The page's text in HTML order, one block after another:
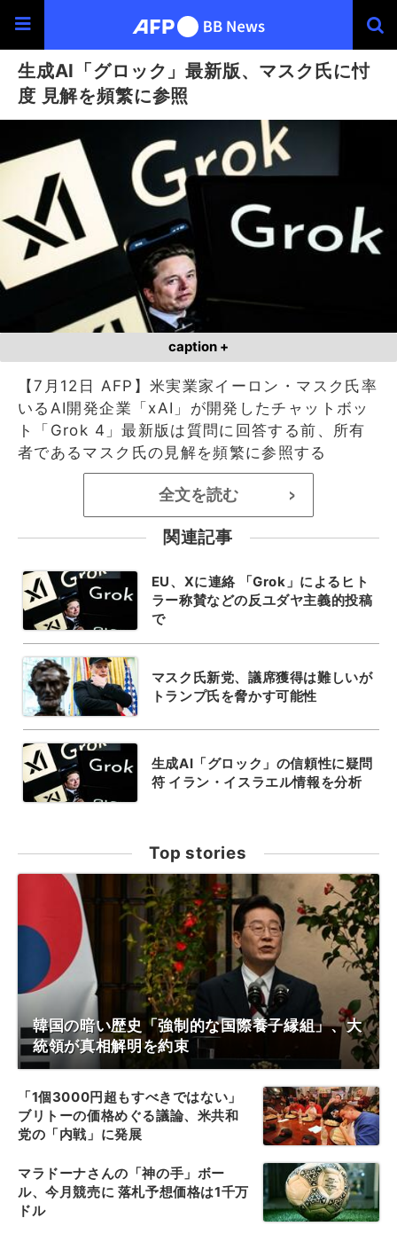
生成AI「グロック」最新版、マスク氏に忖
度 見解を頻繁に参照
caption +
【7月12日 AFP】米実業家イーロン・マスク氏率
いるAI開発企業「xAI」が開発したチャットボッ
ト「Grok 4」最新版は質問に回答する前、所有
者であるマスク氏の見解を頻繁に参照する
全文を読む >
関連記事
EU、Xに連絡 「Grok」によるヒト
ラー称賛などの反ユダヤ主義的投稿
で
マスク氏新党、議席獲得は難しいが
トランプ氏を脅かす可能性
生成AI「グロック」の信頼性に疑問
符 イラン・イスラエル情報を分析
Top stories
韓国の暗い歴史「強制的な国際養子縁組」、大
統領が真相解明を約束
「1個3000円超もすべきではない」
ブリトーの価格めぐる議論、米共和
党の「内戦」に発展
マラドーナさんの「神の手」ボー
ル、今月競売に 落札予想価格は1千万
ドル